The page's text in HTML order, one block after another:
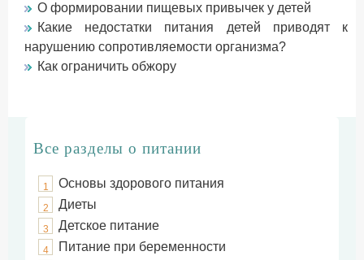
О формировании пищевых привычек у детей
Какие недостатки питания детей приводят к
нарушению сопротивляемости организма?
Как ограничить обжору
Все разделы о питании
1 Основы здорового питания
2 Диеты
3 Детское питание
4 Питание при беременности